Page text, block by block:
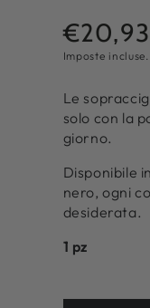
Prezzo
normale
€20,93
Imposte incluse.
Le
solo con la
giorno.
Disponibile
nero, ogni
desiderata.
1 pz